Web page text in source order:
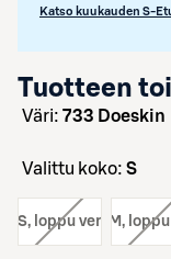
Katso kuukauden S-
Tuotteen
väri: 733 Doeskin
Valittu koko: S
S, loppu verkosta
koko: M,